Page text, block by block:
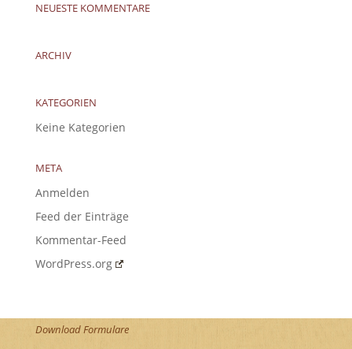
NEUESTE KOMMENTARE
ARCHIV
KATEGORIEN
Keine Kategorien
META
Anmelden
Feed der Einträge
Kommentar-Feed
WordPress.org
Download Formulare